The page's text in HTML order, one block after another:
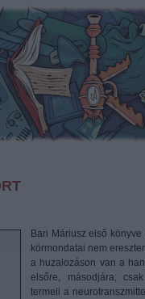
Bari Máriusz első
körmondatai nem
a huzalozáson van a
elsőre, másodjára;
termeli a